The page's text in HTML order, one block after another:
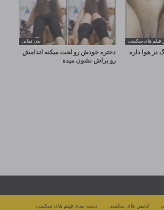
بدن نمایی
دختره خودش رو لخت میکنه اندامش
رو براش نشون میده
فیلم های سکسی
در هوا داره
دسته بندی فیلم های سکسی انجمن های سکسی